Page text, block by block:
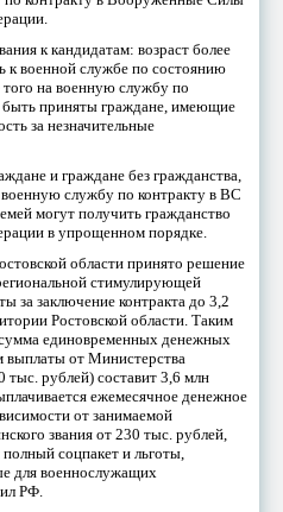
к кандидатам: возраст более
к военной службе по состоянию
на военную службу по
быть приняты граждане, имеющие
за незначительные
и граждане без гражданства,
службу по контракту в ВС
могут получить гражданство
в упрощенном порядке.
области принято решение
стимулирующей
за заключение контракта до 3,2
Ростовской области. Таким
единовременных денежных
выплаты от Министерства
рублей) составит 3,6 млн
ежемесячное денежное
от занимаемой
звания от 230 тыс. рублей,
полный соцпакет и льготы,
для военнослужащих
РФ.